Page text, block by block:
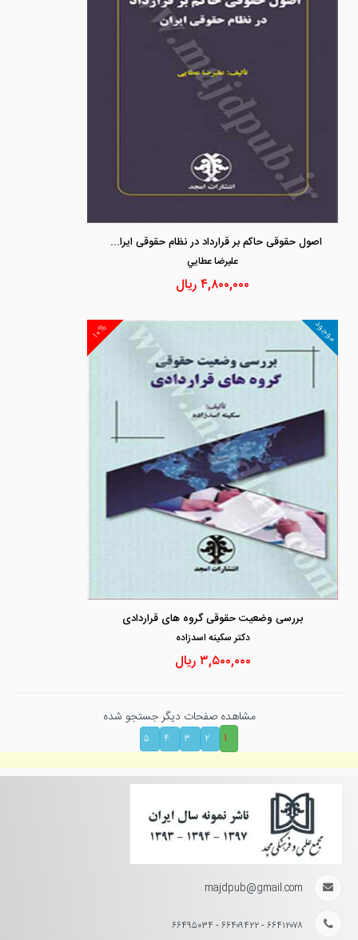
اصول حقوقی حاکم بر قرارداد در نظام حقوقی ایران «شومیز»
عليرضا عطايي
۴,۸۰۰,۰۰۰ریال
۱۰% موجود
بررسی وضعیت حقوقی گروه های قراردادی
دكتر سكينه اسدزاده
۳,۵۰۰,۰۰۰ریال
مشاهده صفحات دیگر جستجو شده
۱
۲ ۳ ۴ ۵
majdpub@gmail.com
۶۶۴۱۲۰۷۸ - ۶۶۴۰۹۴۲۲ - ۶۶۴۹۵۰۳۴